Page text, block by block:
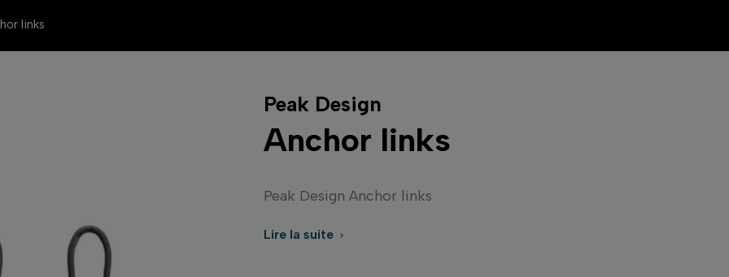
links
Peak Design
Anchor links
Peak Design Anchor links
Lire la suite 